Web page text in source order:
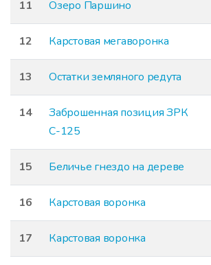
11 Озеро Паршино
12 Карстовая мегаворонка
13 Остатки земляного редута
14
Заброшенная позиция ЗРК
С-125
15 Беличье гнездо на дереве
16 Карстовая воронка
17 Карстовая воронка